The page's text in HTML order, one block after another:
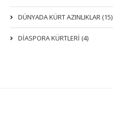
DÜNYADA KÜRT AZINLIKLAR (15)
DİASPORA KÜRTLERİ (4)